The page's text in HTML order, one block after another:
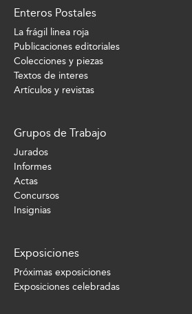
Enteros Postales
La frágil linea roja
Publicaciones editoriales
Colecciones y piezas
Textos de interes
Artículos y revistas
Grupos de Trabajo
Jurados
Informes
Actas
Concursos
Insignias
Exposiciones
Próximas exposiciones
Exposiciones celebradas